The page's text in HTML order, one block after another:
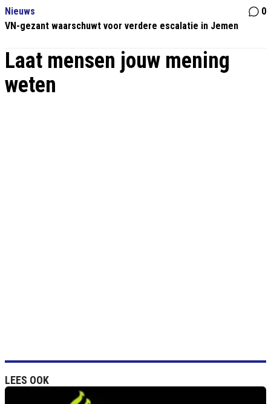
Nieuws
0
VN-gezant waarschuwt voor verdere escalatie in Jemen
Laat mensen jouw mening
weten
LEES OOK